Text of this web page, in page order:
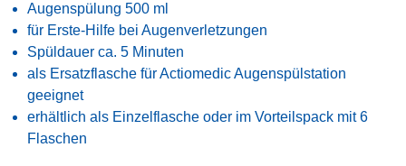
Augenspülung 500 ml
für Erste-Hilfe bei Augenverletzungen
Spüldauer ca. 5 Minuten
als Ersatzflasche für Actiomedic Augenspülstation
geeignet
erhältlich als Einzelflasche oder im Vorteilspack mit 6
Flaschen